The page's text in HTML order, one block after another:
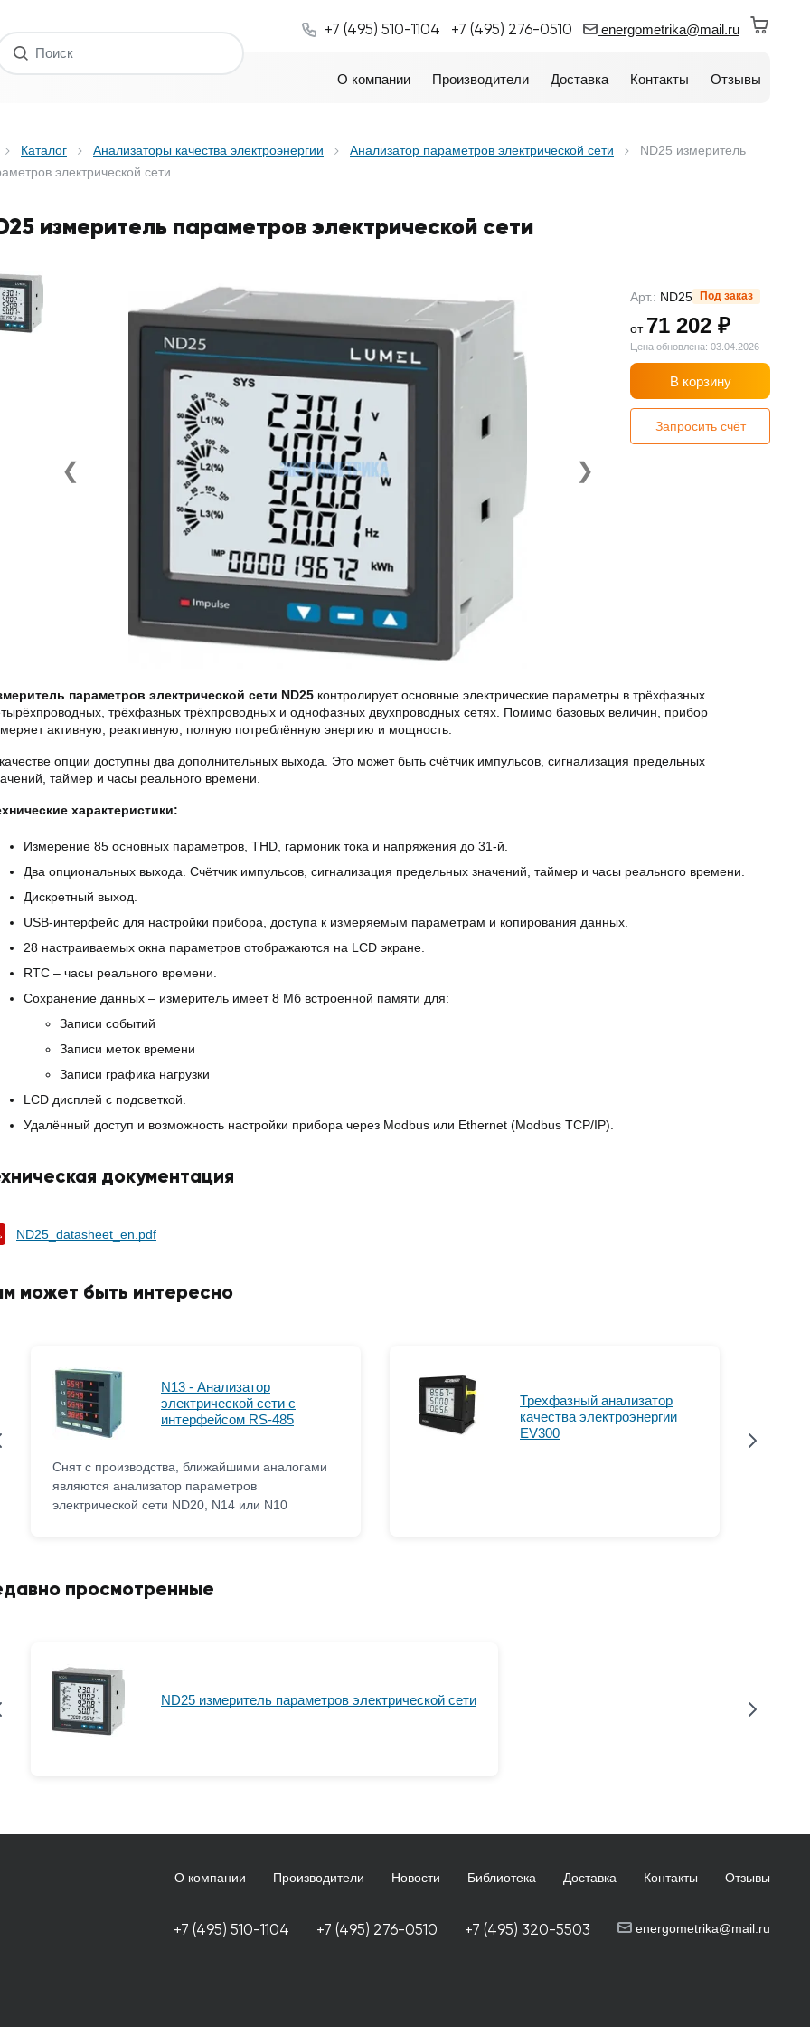
+7 (495) 510-1104 +7 (495) 276-0510 energometrika@mail.ru
О компании Производители Доставка Контакты Отзывы
Каталог Анализаторы качества электроэнергии Анализатор параметров электрической сети
ND25 измеритель
электрической сети
измеритель параметров электрической сети
❮ ❯
Арт.: ND25 Под заказ
от 71 202 ₽
Цена обновлена: 03.04.2026
В корзину
Запросить счёт
параметров электрической сети ND25 контролирует основные электрические параметры в трёхфазных
трёхфазных трёхпроводных и однофазных двухпроводных сетях. Помимо базовых величин, прибор
активную, реактивную, полную потреблённую энергию и мощность.
опции доступны два дополнительных выхода. Это может быть счётчик импульсов, сигнализация предельных
таймер и часы реального времени.
характеристики:
Измерение 85 основных параметров, THD, гармоник тока и напряжения до 31-й.
Два опциональных выхода. Счётчик импульсов, сигнализация предельных значений, таймер и часы реального времени.
Дискретный выход.
USB-интерфейс для настройки прибора, доступа к измеряемым параметрам и копирования данных.
28 настраиваемых окна параметров отображаются на LCD экране.
RTC – часы реального времени.
Сохранение данных – измеритель имеет 8 Мб встроенной памяти для:
Записи событий
Записи меток времени
Записи графика нагрузки
LCD дисплей с подсветкой.
Удалённый доступ и возможность настройки прибора через Modbus или Ethernet (Modbus TCP/IP).
документация
ND25_datasheet_en.pdf
может быть интересно
N13 - Анализатор
электрической сети с
интерфейсом RS-485
Снят с производства, ближайшими аналогами
являются анализатор параметров
электрической сети ND20, N14 или N10
Трехфазный анализатор
качества электроэнергии
EV300
просмотренные
ND25 измеритель параметров электрической сети
О компании Производители Новости Библиотека Доставка Контакты Отзывы
+7 (495) 510-1104 +7 (495) 276-0510 +7 (495) 320-5503 energometrika@mail.ru